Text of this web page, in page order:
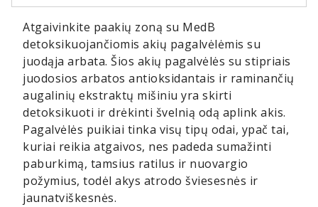
Atgaivinkite paakių zoną su MedB
detoksikuojančiomis akių pagalvėlėmis su
juodąja arbata. Šios akių pagalvėlės su stipriais
juodosios arbatos antioksidantais ir raminančių
augalinių ekstraktų mišiniu yra skirti
detoksikuoti ir drėkinti švelnią odą aplink akis.
Pagalvėlės puikiai tinka visų tipų odai, ypač tai,
kuriai reikia atgaivos, nes padeda sumažinti
paburkimą, tamsius ratilus ir nuovargio
požymius, todėl akys atrodo šviesesnės ir
jaunatviškesnės.